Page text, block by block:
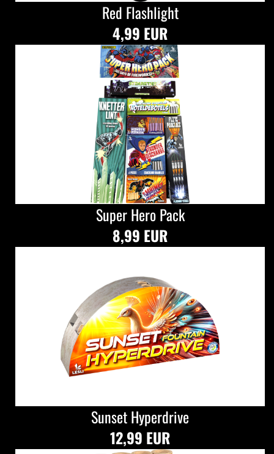
Red Flashlight
4,99 EUR
Super Hero Pack
8,99 EUR
Sunset Hyperdrive
12,99 EUR